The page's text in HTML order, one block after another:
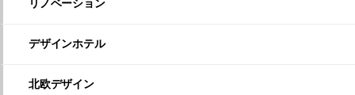
リノベーション
デザインホテル
北欧デザイン